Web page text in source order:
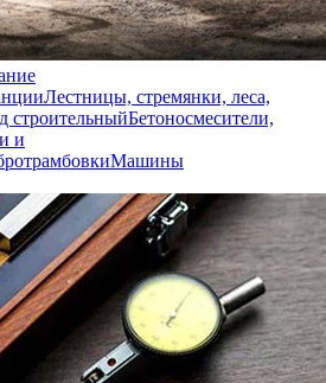
Лестницы, стремянки, леса,
строительныйБетоносмесители,
и
Машины